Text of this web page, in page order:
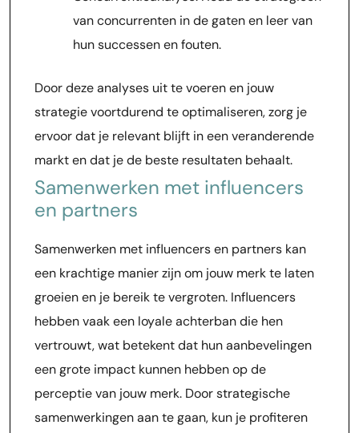
van concurrenten in de gaten en leer van
hun successen en fouten.
Door deze analyses uit te voeren en jouw
strategie voortdurend te optimaliseren, zorg je
ervoor dat je relevant blijft in een veranderende
markt en dat je de beste resultaten behaalt.
Samenwerken met influencers
en partners
Samenwerken met influencers en partners kan
een krachtige manier zijn om jouw merk te laten
groeien en je bereik te vergroten. Influencers
hebben vaak een loyale achterban die hen
vertrouwt, wat betekent dat hun aanbevelingen
een grote impact kunnen hebben op de
perceptie van jouw merk. Door strategische
samenwerkingen aan te gaan, kun je profiteren